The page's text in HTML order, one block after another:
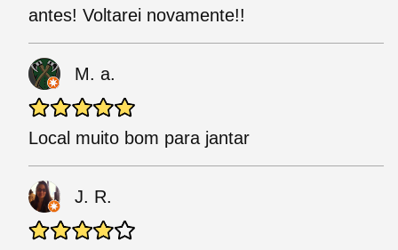
antes! Voltarei novamente!!
M. a.
Local muito bom para jantar
J. R.